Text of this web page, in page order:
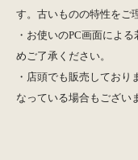
す。古いものの特性をご
・お使いのPC画面によ
めご了承ください。
・店頭でも販売しており
なっている場合もござい